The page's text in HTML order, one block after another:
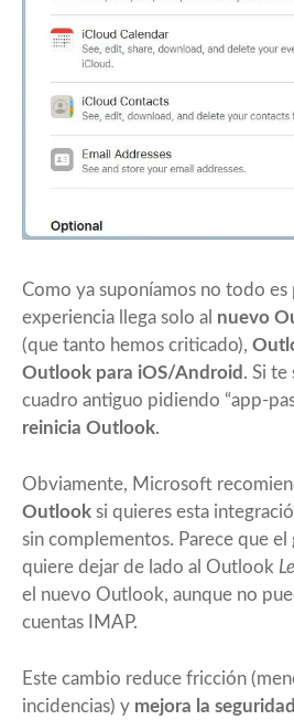
Como ya suponíamos no todo
experiencia llega solo al nuevo
(que tanto hemos criticado),
Outlook para iOS/Android . Si te
cuadro antiguo pidiendo “app-
reinicia Outlook.
Obviamente, Microsoft
Outlook si quieres esta
sin complementos. Parece que el
quiere dejar de lado al Outlook
el nuevo Outlook, aunque no
cuentas IMAP.
Este cambio reduce fricción
incidencias) y mejora la seguridad